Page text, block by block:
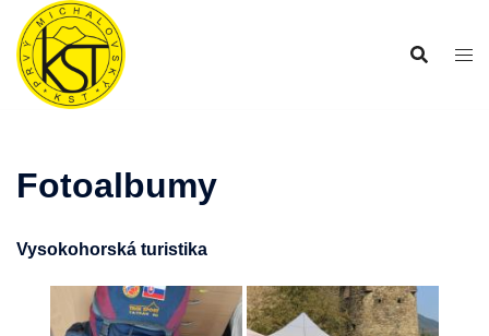
Preskočiť
obsah
Fotoalbumy
Vysokohorská turistika